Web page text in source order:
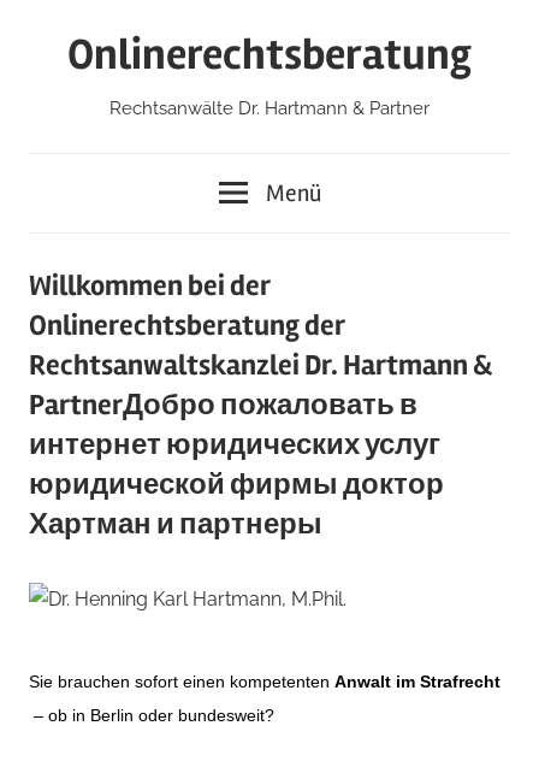
Onlinerechtsberatung
Rechtsanwälte Dr. Hartmann & Partner
Menü
Willkommen bei der
Onlinerechtsberatung der
Rechtsanwaltskanzlei Dr. Hartmann &
PartnerДобро пожаловать в
интернет юридических услуг
юридической фирмы доктор
Хартман и партнеры
Sie brauchen sofort einen kompetenten Anwalt im Strafrecht
– ob in Berlin oder bundesweit?